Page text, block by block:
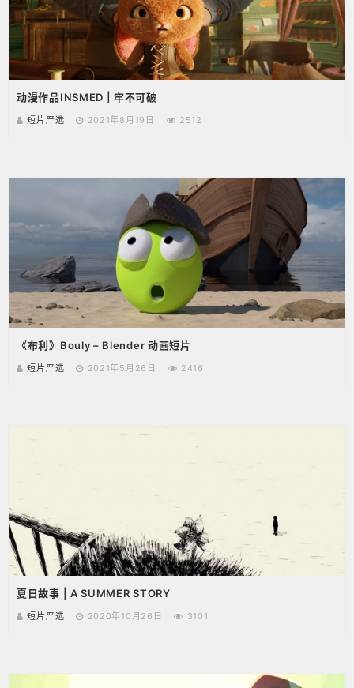
动漫作品INSMED | 牢不可破
短片严选 2021年8月19日 2512
《布利》Bouly – Blender 动画短片
短片严选 2021年5月26日 2416
夏日故事 | A SUMMER STORY
短片严选 2020年10月26日 3101